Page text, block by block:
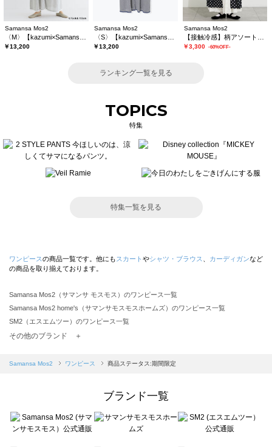
Samansa Mos2
￥13,200
Samansa Mos2
￥13,200
Samansa Mos2
￥3,300 -60%OFF-
ランキング一覧を見る
TOPICS
特集
特集一覧を見る
ワンピースの商品一覧です。他にも スカート やシャツ・ブラウス カーディガンなど
の商品を取り揃えております。
Samansa Mos2（サマンサ モスモス）のワンピース一覧
Samansa Mos2 home's（サマンサモスモスホームズ）のワンピース一覧
SM2（エスエムツー）のワンピース一覧
TSUHARU by Samansa Mos2（ツハルバイサマンサモスモス）のワンピース一覧
Samansa Mos2 blue（サマンサモスモス ブルー）のワンピース一覧
sō4ū（ソウフォーユー）のワンピース一覧
Te chichi（テチチ）のワンピース一覧
Te chichi CLASSIC（テチチ クラシック）のワンピース一覧
その他のブランド ＋
Samansa Mos2 ワンピース 商品ステータス:期間限定
ブランド一覧